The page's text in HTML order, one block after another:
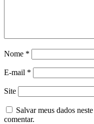
Nome *
E-mail *
Site
Salvar meus dados
comentar.